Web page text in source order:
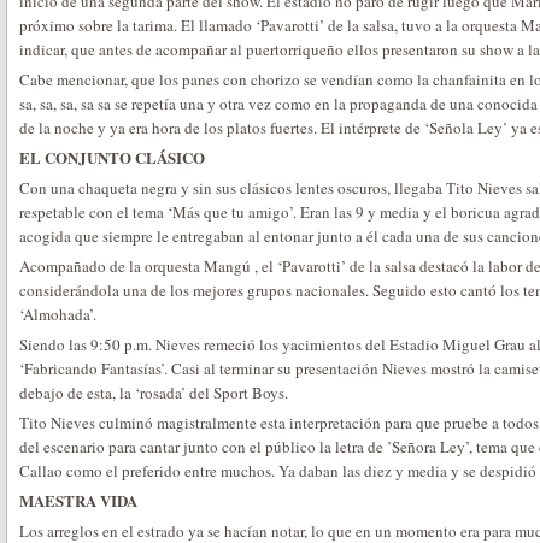
próximo sobre la tarima. El llamado ‘Pavarotti’ de la salsa, tuvo a la orquesta
indicar, que antes de acompañar al puertorriqueño ellos presentaron su show a
Cabe mencionar, que los panes con chorizo se vendían como la chanfainita en
sa, sa, sa, sa sa se repetía una y otra vez como en la propaganda de una
de la noche y ya era hora de los platos fuertes. El intérprete de ‘Señola Ley’ ya
EL CONJUNTO CLÁSICO
Con una chaqueta negra y sin sus clásicos lentes oscuros, llegaba Tito Nieves
respetable con el tema ‘Más que tu amigo’. Eran las 9 y media y el boricua
acogida que siempre le entregaban al entonar junto a él cada una de sus
Acompañado de la orquesta Mangú , el ‘Pavarotti’ de la salsa destacó la labor
considerándola una de los mejores grupos nacionales. Seguido esto cantó los
‘Almohada’.
Siendo las 9:50 p.m. Nieves remeció los yacimientos del Estadio Miguel Grau
‘Fabricando Fantasías’. Casi al terminar su presentación Nieves mostró la
debajo de esta, la ‘rosada’ del Sport Boys.
Tito Nieves culminó magistralmente esta interpretación para que pruebe a
del escenario para cantar junto con el público la letra de ’Señora Ley’, tema
Callao como el preferido entre muchos. Ya daban las diez y media y se despidió
MAESTRA VIDA
Los arreglos en el estrado ya se hacían notar, lo que en un momento era para